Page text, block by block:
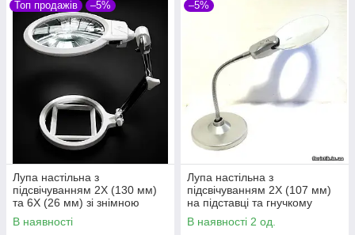
Топ продажів –5%
Лупа настільна з
підсвічуванням 2X (130 мм)
та 6X (26 мм) зі знімною
розмірною рамкою — для
читання, рукоділля та
В наявності
–5%
Лупа настільна з
підсвічуванням 2X (107 мм)
на підставці та гнучкому
тримачі для читання,
рукоділля та ремонту MG5B-
В наявності 2 од.